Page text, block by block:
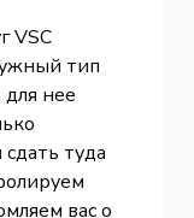
VSC
тип
нее
туда
вас о